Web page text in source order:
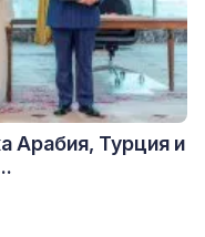
Арабия, Турция и